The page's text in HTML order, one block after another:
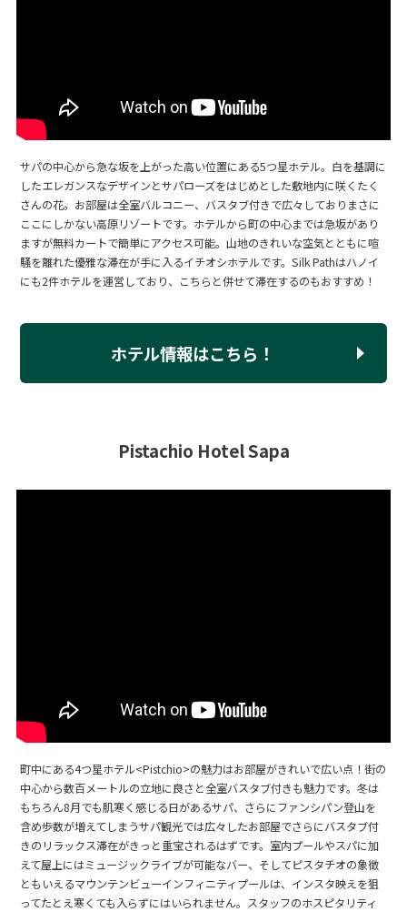
サパの中心から急な坂を上がった高い位置にある5つ星ホテル。白を基調に
したエレガンスなデザインとサパローズをはじめとした敷地内に咲くたく
さんの花。お部屋は全室バルコニー、バスタブ付きで広々しておりまさに
ここにしかない高原リゾートです。ホテルから町の中心までは急坂があり
ますが無料カートで簡単にアクセス可能。山地のきれいな空気とともに喧
騒を離れた優雅な滞在が手に入るイチオシホテルです。Silk Pathはハノイ
にも2件ホテルを運営しており、こちらと併せて滞在するのもおすすめ！
ホテル情報はこちら！
Pistachio Hotel Sapa
町中にある4つ星ホテル<Pistchio>の魅力はお部屋がきれいで広い点！街の
中心から数百メートルの立地に良さと全室バスタブ付きも魅力です。冬は
もちろん8月でも肌寒く感じる日があるサパ、さらにファンシパン登山を
含め歩数が増えてしまうサパ観光では広々したお部屋でさらにバスタブ付
きのリラックス滞在がきっと重宝されるはずです。室内プールやスパに加
えて屋上にはミュージックライブが可能なバー、そしてピスタチオの象徴
ともいえるマウンテンビューインフィニティプールは、インスタ映えを狙
ってたとえ寒くても入らずにはいられません。スタッフのホスピタリティ